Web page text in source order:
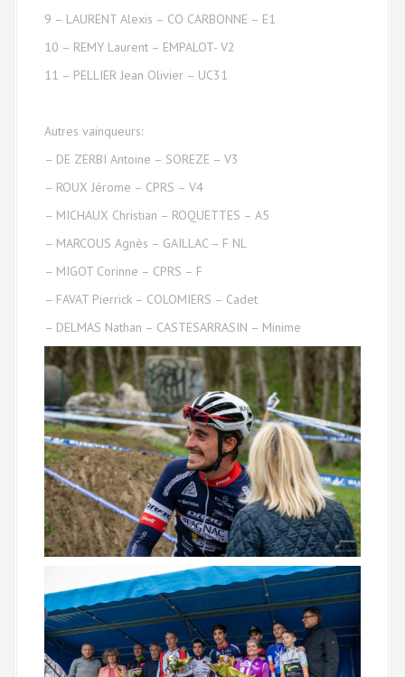
9 – LAURENT Alexis – CO CARBONNE – E1
10 – REMY Laurent – EMPALOT- V2
11 – PELLIER Jean Olivier – UC31
Autres vainqueurs:
– DE ZERBI Antoine – SOREZE – V3
– ROUX Jérome – CPRS – V4
– MICHAUX Christian – ROQUETTES – A5
– MARCOUS Agnès – GAILLAC – F NL
– MIGOT Corinne – CPRS – F
– FAVAT Pierrick – COLOMIERS – Cadet
– DELMAS Nathan – CASTESARRASIN – Minime